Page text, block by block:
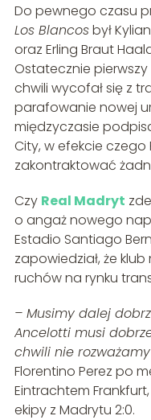
Do pewnego czasu
Los Blancosbył
oraz Erling Braut
Ostatecznie
chwili wycofał się z
parafowanie nowej
międzyczasie
City, w efekcie czego
zakontraktować
Czy Real Madryt
o angaż nowego
Estadio Santiago
zapowiedział, że
ruchów na rynku
– Musimy dalej
Ancelotti musi
chwili nie
Florentino Perez po
Eintrachtem
ekipy z Madrytu 2:0.